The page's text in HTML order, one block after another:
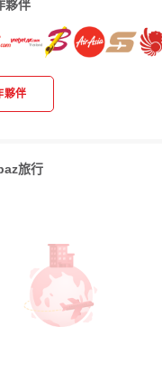
夥伴
夥伴
旅行